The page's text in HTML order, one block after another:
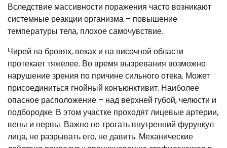
Вследствие массивности поражения часто возникают
системные реакции организма – повышение
температуры тела, плохое самочувствие.
Чирей на бровях, веках и на височной области
протекает тяжелее. Во время вызревания возможно
нарушение зрения по причине сильного отека. Может
присоединиться гнойный конъюнктивит. Наиболее
опасное расположение – над верхней губой, челюсти и
подбородке. В этом участке проходят лицевые артерии,
вены и нервы. Важно не трогать внутренний фурункул
лица, не разрывать его, не давить. Механические